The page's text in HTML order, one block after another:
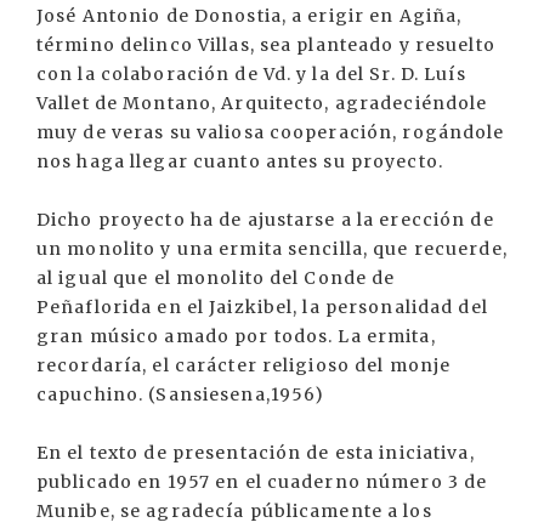
José Antonio de Donostia, a erigir en Agiña,
término delinco Villas, sea planteado y resuelto
con la colaboración de Vd. y la del Sr. D. Luís
Vallet de Montano, Arquitecto, agradeciéndole
muy de veras su valiosa cooperación, rogándole
nos haga llegar cuanto antes su proyecto.
Dicho proyecto ha de ajustarse a la erección de
un monolito y una ermita sencilla, que recuerde,
al igual que el monolito del Conde de
Peñaflorida en el Jaizkibel, la personalidad del
gran músico amado por todos. La ermita,
recordaría, el carácter religioso del monje
capuchino. (Sansiesena,1956)
En el texto de presentación de esta iniciativa,
publicado en 1957 en el cuaderno número 3 de
Munibe, se agradecía públicamente a los